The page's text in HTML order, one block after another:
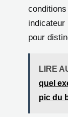
indicateur
pour
LIRE
quel
pic du